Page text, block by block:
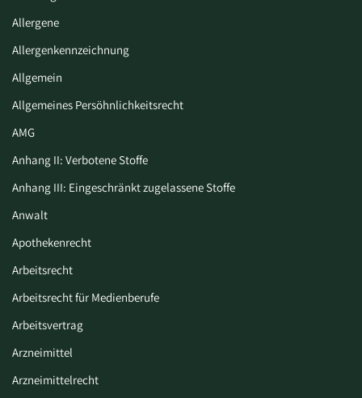
Allergene
Allergenkennzeichnung
Allgemein
Allgemeines Persöhnlichkeitsrecht
AMG
Anhang II: Verbotene Stoffe
Anhang III: Eingeschränkt zugelassene Stoffe
Anwalt
Apothekenrecht
Arbeitsrecht
Arbeitsrecht für Medienberufe
Arbeitsvertrag
Arzneimittel
Arzneimittelrecht